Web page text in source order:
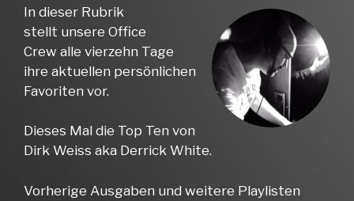
In dieser Rubrik
stellt unsere Office
Crew alle vierzehn Tage
ihre aktuellen persönlichen
Favoriten vor.
Dieses Mal die Top Ten von
Dirk Weiss aka Derrick White.
Vorherige Ausgaben und weitere Playlisten